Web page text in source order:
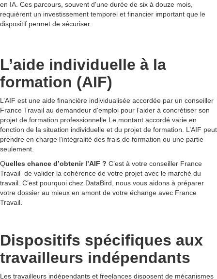
en IA. Ces parcours, souvent d'une durée de six à douze mois,
requièrent un investissement temporel et financier important que le
dispositif permet de sécuriser.
L’aide individuelle à la
formation (AIF)
L’AIF est une aide financière individualisée accordée par un conseiller
France Travail au demandeur d'emploi pour l’aider à concrétiser son
projet de formation professionnelle.Le montant accordé varie en
fonction de la situation individuelle et du projet de formation. L’AIF peut
prendre en charge l'intégralité des frais de formation ou une partie
seulement.
Quelles chance d’obtenir l’AIF ? C’est à votre conseiller France
Travail de valider la cohérence de votre projet avec le marché du
travail. C’est pourquoi chez DataBird, nous vous aidons à préparer
votre dossier au mieux en amont de votre échange avec France
Travail.
Dispositifs spécifiques aux
travailleurs indépendants
Les travailleurs indépendants et freelances disposent de mécanismes